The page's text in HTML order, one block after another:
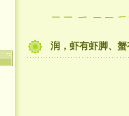
润，虾有虾脚、